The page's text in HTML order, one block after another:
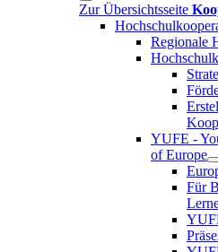
Zur Übersichtsseite
Regionale
YUFE -
of Europe
Für